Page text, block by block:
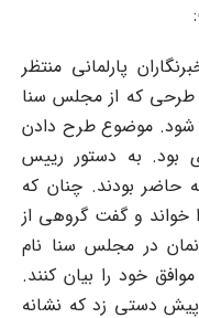
پارلمانی منتظر
طرحی که از مجلس سنا
شود. موضوع طرح دادن
بود. به دستور رییس
حاضر بودند. چنان که
خواند و گفت گروهی از
در مجلس سنا نام
خود را بیان کنند.
پیش دستی زد که نشانه